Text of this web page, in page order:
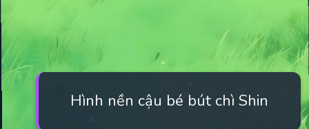
Hình nền cậu bé bút chì Shin